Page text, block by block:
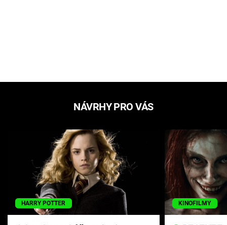
NÁVRHY PRO VÁS
HARRY POTTER KINOFILMY